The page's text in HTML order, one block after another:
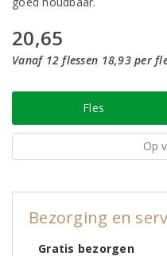
20,65
Vanaf 12 flessen 18,93 per
Fles
Op
Bezorging en
Gratis bezorgen